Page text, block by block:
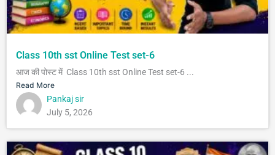
Class 10th sst Online Test set-6
आज की पोस्ट में Class 10th sst Online Test set-6 ...
Read More
Pankaj sir
July 5, 2026